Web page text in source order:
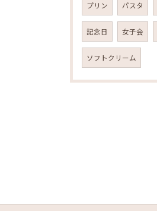
プリン パスタ
記念日 女子会
ソフトクリーム